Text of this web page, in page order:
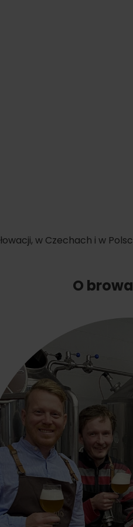
for this source.
Zasady przebywania w
górach
w Czechach i w
O